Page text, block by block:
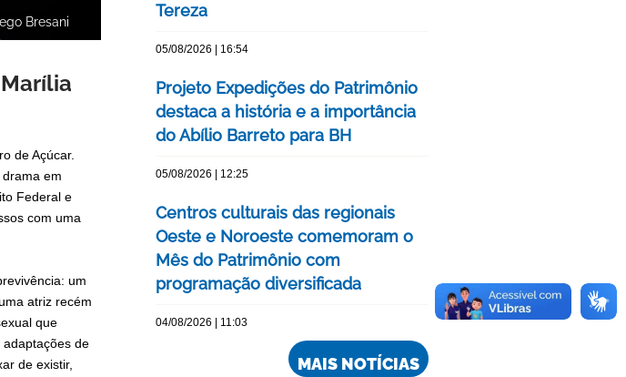
Bresani
de Açúcar.
em
Federal e
com uma
um
atriz recém
que
de
de existir,
Tereza
05/08/2026 | 16:54
Projeto Expedições do Patrimônio
destaca a história e a importância
do Abílio Barreto para BH
05/08/2026 | 12:25
Centros culturais das regionais
Oeste e Noroeste comemoram o
Mês do Patrimônio com
programação diversificada
04/08/2026 | 11:03
MAIS NOTÍCIAS